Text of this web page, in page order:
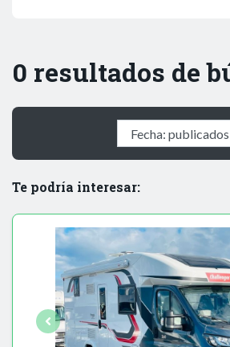
0 resultados de
Te podría interesar: